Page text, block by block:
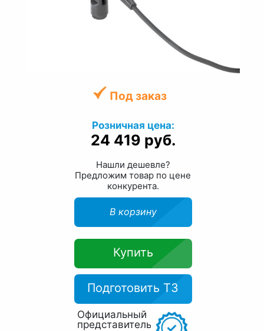
Под заказ
Розничная цена:
24 419 руб.
Нашли дешевле?
Предложим товар по цене
конкурента.
В корзину
Купить
Подготовить ТЗ
Официальный
представитель